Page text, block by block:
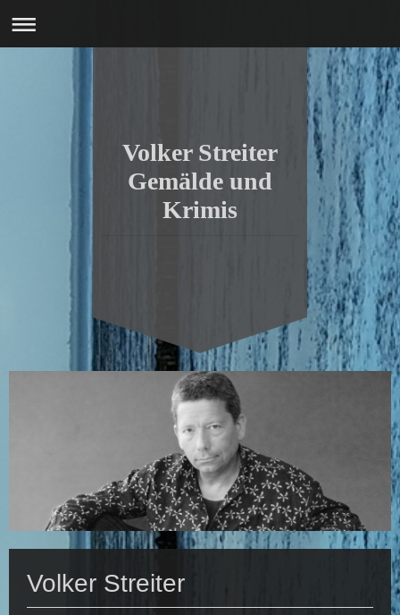
Volker Streiter
Gemälde und
Krimis
Volker Streiter